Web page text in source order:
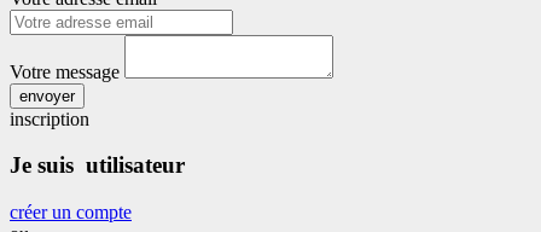
Votre message
envoyer
inscription
Je suis utilisateur
créer un compte